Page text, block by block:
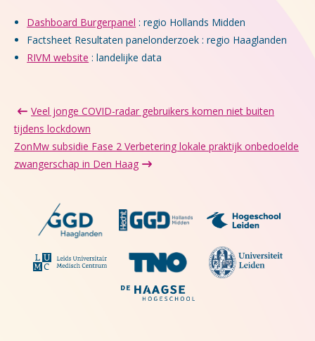
Dashboard Burgerpanel : regio Hollands Midden
Factsheet Resultaten panelonderzoek : regio Haaglanden
RIVM website : landelijke data
Veel jonge COVID-radar gebruikers komen niet buiten
tijdens lockdown
ZonMw subsidie Fase 2 Verbetering lokale praktijk onbedoelde
zwangerschap in Den Haag